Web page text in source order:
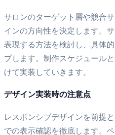
サロンのターゲット層や競合
インの方向性を決定します。
表現する方法を検討し、具体
プします。制作スケジュール
けて実装していきます。
デザイン実装時の注意点
レスポンシブデザインを前提
での表示確認を徹底します。